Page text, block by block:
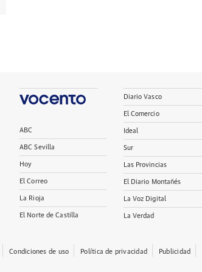
ABC
ABC Sevilla
Hoy
El Correo
La Rioja
El Norte de Castilla
Diario Vasco
El Comercio
Ideal
Sur
Las Provincias
El Diario Montañés
La Voz Digital
La Verdad
Condiciones de uso Política de privacidad Publicidad